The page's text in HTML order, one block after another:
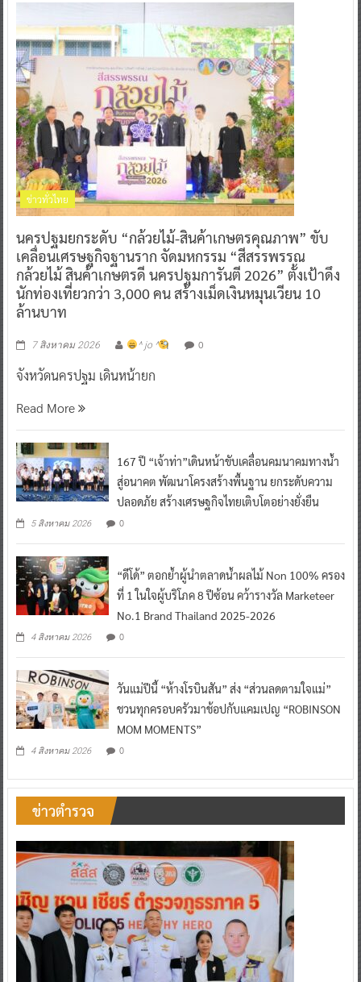
ข่าวทั่วไทย
นครปฐมยกระดับ “กล้วยไม้-สินค้าเกษตรคุณภาพ” ขับ
เคลื่อนเศรษฐกิจฐานราก จัดมหกรรม “สีสรรพรรณ
กล้วยไม้ สินค้าเกษตรดี นครปฐมการันตี 2026” ตั้งเป้าดึง
นักท่องเที่ยวกว่า 3,000 คน สร้างเม็ดเงินหมุนเวียน 10
ล้านบาท
7 สิงหาคม 2026 ^ jo ^ 0
จังหวัดนครปฐม เดินหน้ายก
Read More
167 ปี “เจ้าท่า”เดินหน้าขับเคลื่อนคมนาคมทางน้ำ
สู่อนาคต พัฒนาโครงสร้างพื้นฐาน ยกระดับความ
ปลอดภัย สร้างเศรษฐกิจไทยเติบโตอย่างยั่งยืน
5 สิงหาคม 2026 0
“ดีโด้” ตอกย้ำผู้นำตลาดน้ำผลไม้ Non 100% ครอง
ที่ 1 ในใจผู้บริโภค 8 ปีซ้อน คว้ารางวัล Marketeer
No.1 Brand Thailand 2025-2026
4 สิงหาคม 2026 0
วันแม่ปีนี้ “ห้างโรบินสัน” ส่ง “ส่วนลดตามใจแม่”
ชวนทุกครอบครัวมาช้อปกับแคมเปญ “ROBINSON
MOM MOMENTS”
4 สิงหาคม 2026 0
ข่าวตำรวจ